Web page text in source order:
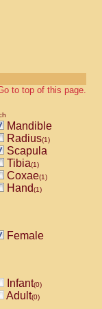
to top of this page.
Mandible
Radius(1)
Scapula
Tibia(1)
Coxae(1)
Hand(1)
Female
Infant(0)
Adult(0)